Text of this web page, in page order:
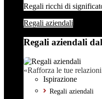
Regali ricchi di
Regali aziendali
Regali aziendali
«Rafforza le tue
Ispirazione
Regali aziendali